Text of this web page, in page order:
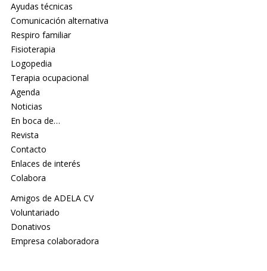
Ayudas técnicas
Comunicación alternativa
Respiro familiar
Fisioterapia
Logopedia
Terapia ocupacional
Agenda
Noticias
En boca de…
Revista
Contacto
Enlaces de interés
Colabora
Amigos de ADELA CV
Voluntariado
Donativos
Empresa colaboradora